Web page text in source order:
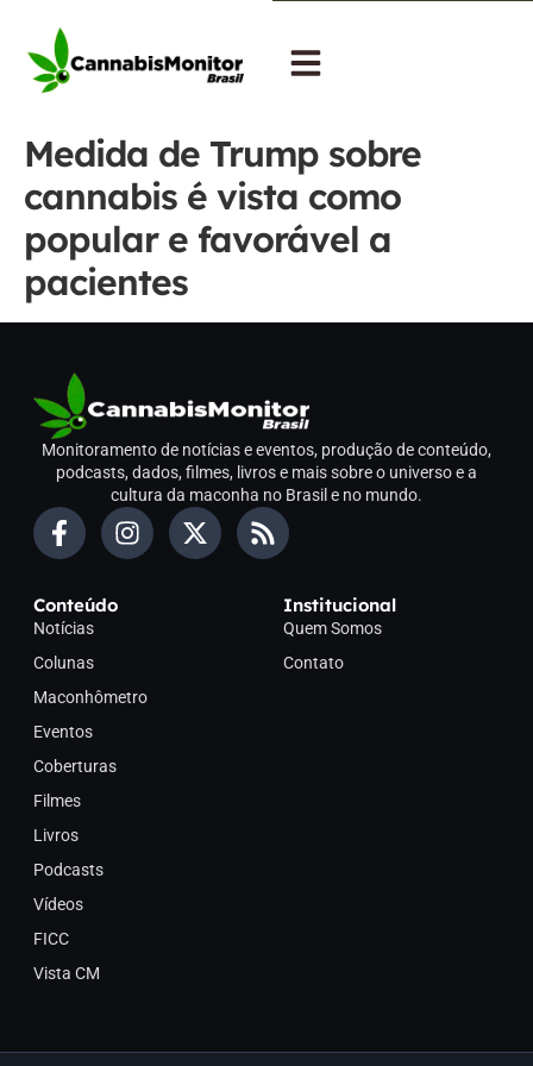
Medida de Trump sobre
cannabis é vista como
popular e favorável a
pacientes
Monitoramento de notícias e eventos, produção de conteúdo,
podcasts, dados, filmes, livros e mais sobre o universo e a
cultura da maconha no Brasil e no mundo.
Conteúdo
Notícias
Colunas
Maconhômetro
Eventos
Coberturas
Filmes
Livros
Podcasts
Vídeos
FICC
Vista CM
Institucional
Quem Somos
Contato